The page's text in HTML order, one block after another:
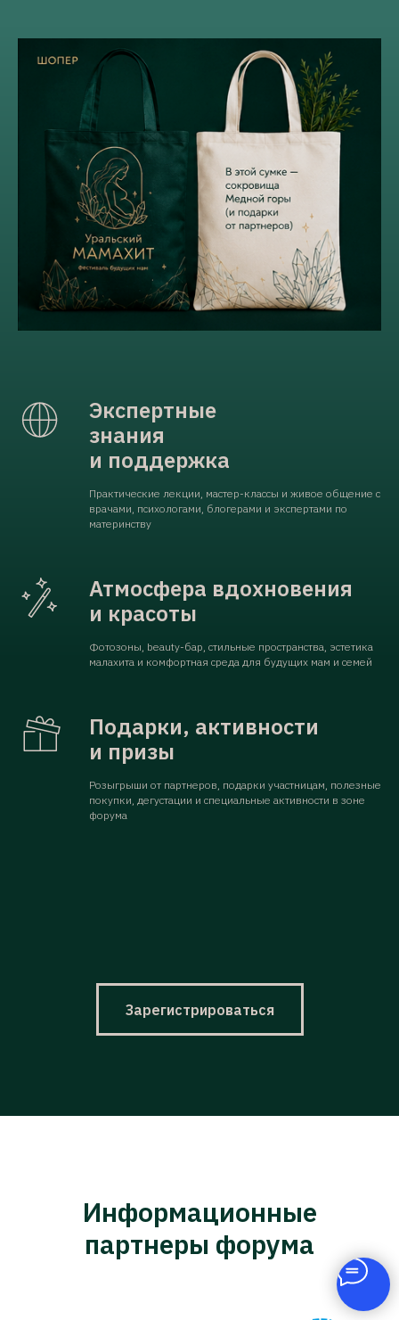
Экспертные
знания
и поддержка
Практические лекции, мастер-классы и живое общение с
врачами, психологами, блогерами и экспертами по
материнству
Атмосфера вдохновения
и красоты
Фотозоны, beauty-бар, стильные пространства, эстетика
малахита и комфортная среда для будущих мам и семей
Подарки, активности
и призы
Розыгрыши от партнеров, подарки участницам, полезные
покупки, дегустации и специальные активности в зоне
форума
Зарегистрироваться
Информационные
партнеры форума